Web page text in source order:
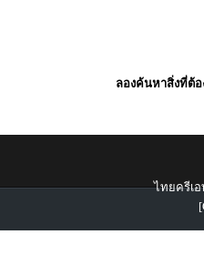
ลองค้นหาสิ่งที่ต้อ
ไทยครีเอ
[